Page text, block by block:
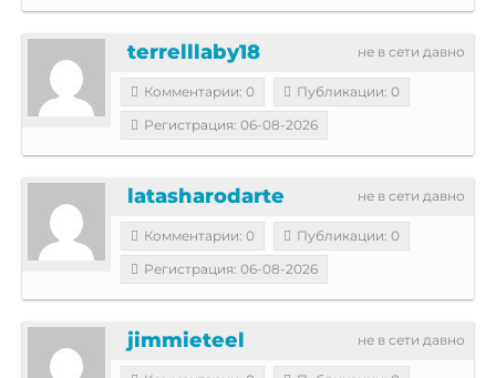
не в сети давно
terrelllaby18
Комментарии: 0
Публикации: 0
Регистрация: 06-08-2026
не в сети давно
latasharodarte
Комментарии: 0
Публикации: 0
Регистрация: 06-08-2026
не в сети давно
jimmieteel